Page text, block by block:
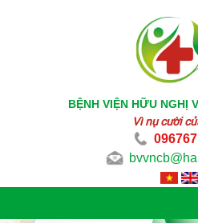
BỆNH VIỆN HỮU NGHỊ
Vì nụ cười